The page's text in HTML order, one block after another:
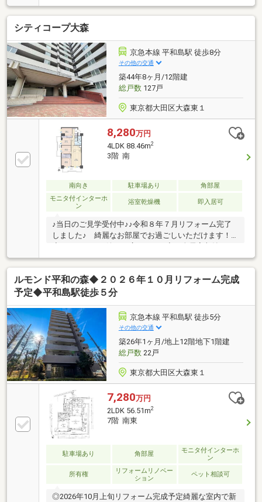
ウス品川では、物件のご紹介だけでなく、「どう選ぶ
か」までしっかりサポート。現地でしか分からない空
気感や周辺環境も含めて、一緒に納得できる住まい探
しを進めていきましょう。相談だけでも大歓迎です。
まだご希望が定まっていなくても大丈夫。まずはお気
軽にご相談ください。
シティコープ大森
京急本線 平和島駅 徒歩8分
その他の交通
築44年8ヶ月/12階建
総戸数127戸
東京都大田区大森東１
8,280万円
4LDK 88.46m2
3階 南
南向き 駐車場あり
角部屋
モニタ付インターホ
ン
浴室乾燥機 即入居可
♪当日のご見学受付中♪♪令和８年７月リフォーム完了
しました♪ 綺麗なお部屋でお過ごしいただけます！
WIC２つあり♪15.8帖LDK♪ 陽当り良好南側バルコニ
ー♪◆生活の利便性が良好◆ スーパーが近く、買い
物便利♪ 目の前には都堀公園が広がる緑豊かな好環
境！子育て環境が充実♪◇充実の設備◇ 浴室乾燥
モニター付きインターホンなど♪◇◆━━━…‥・ 物
件 の 特 徴 ・‥…━━━◆◇□２沿線３駅利用可能□耐
震基準適合証明書取得可能□住宅ローン減税利用可
ルモンド平和の森◆２０２６年１０月リフォーム完成
予定◆平和島駅徒歩５分
京急本線 平和島駅 徒歩5分
その他の交通
築26年1ヶ月/地上12階地下1階建
総戸数22戸
東京都大田区大森東１
7,280万円
2LDK 56.51m2
7階 南東
駐車場あり 角部屋
モニタ付インターホ
ン
所有権
リフォームリノベー
ション
ペット相談可
◎2026年10月上旬リフォーム完成予定綺麗な室内で新